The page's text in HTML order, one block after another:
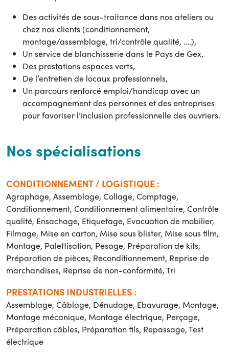
Des activités de sous-traitance dans nos ateliers ou
chez nos clients (conditionnement,
montage/assemblage, tri/contrôle qualité, ….),
Un service de blanchisserie dans le Pays de Gex,
Des prestations espaces verts,
De l’entretien de locaux professionnels,
Un parcours renforcé emploi/handicap avec un
accompagnement des personnes et des entreprises
pour favoriser l’inclusion professionnelle des ouvriers.
Nos spécialisations
CONDITIONNEMENT / LOGISTIQUE :
Agraphage, Assemblage, Collage, Comptage,
Conditionnement, Conditionnement alimentaire, Contrôle
qualité, Ensachage, Etiquetage, Evacuation de mobilier,
Filmage, Mise en carton, Mise sous blister, Mise sous film,
Montage, Palettisation, Pesage, Préparation de kits,
Préparation de pièces, Reconditionnement, Reprise de
marchandises, Reprise de non-conformité, Tri
PRESTATIONS INDUSTRIELLES :
Assemblage, Câblage, Dénudage, Ebavurage, Montage,
Montage mécanique, Montage électrique, Perçage,
Préparation câbles, Préparation fils, Repassage, Test
électrique